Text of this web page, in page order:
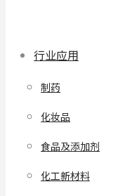
行业应用
制药
化妆品
食品及添加剂
化工新材料